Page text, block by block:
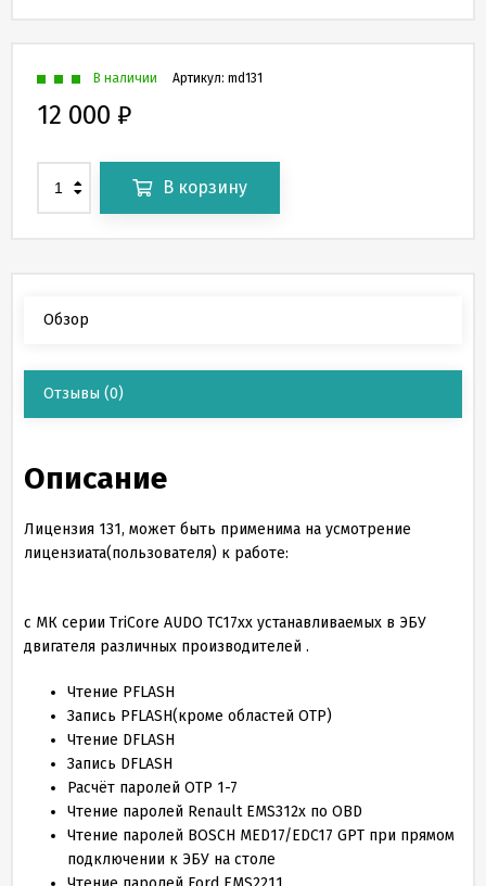
Артикул: md131
В наличии
12 000 ₽
В корзину
Обзор
Отзывы (0)
Описание
Лицензия 131, может быть применима на усмотрение
лицензиата(пользователя) к работе:
с МК серии TriCore AUDO TC17xx устанавливаемых в ЭБУ
двигателя различных производителей .
Чтение PFLASH
Запись PFLASH(кроме областей OTP)
Чтение DFLASH
Запись DFLASH
Расчёт паролей OTP 1-7
Чтение паролей Renault EMS312x по OBD
Чтение паролей BOSCH MED17/EDC17 GPT при прямом
подключении к ЭБУ на столе